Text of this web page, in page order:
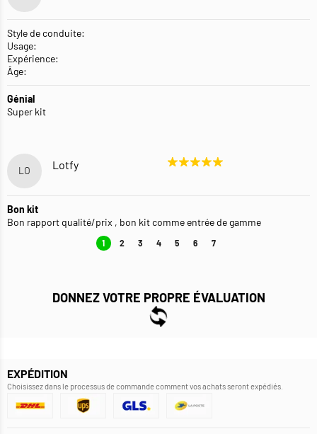
Style de conduite:
Usage:
Expérience:
Âge:
Génial
Super kit
LO Lotfy
Bon kit
Bon rapport qualité/prix , bon kit comme entrée de gamme
1 2 3 4 5 6 7
DONNEZ VOTRE PROPRE ÉVALUATION
EXPÉDITION
Choisissez dans le processus de commande comment vos achats seront expédiés.